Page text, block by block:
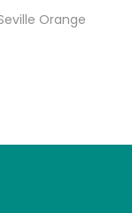
Orange